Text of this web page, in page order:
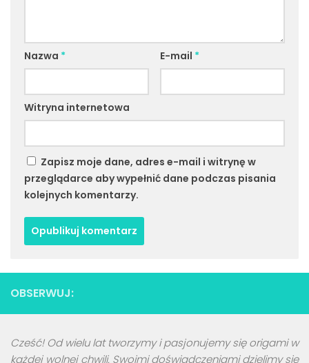
Nazwa * E-mail *
Witryna internetowa
Zapisz moje dane, adres e-mail i witrynę w
przeglądarce aby wypełnić dane podczas pisania
kolejnych komentarzy.
OBSERWUJ:
Cześć! Od wielu lat tworzymy i pasjonujemy się origami w
każdej wolnej chwili. Swoimi doświadczeniami dzielimy się